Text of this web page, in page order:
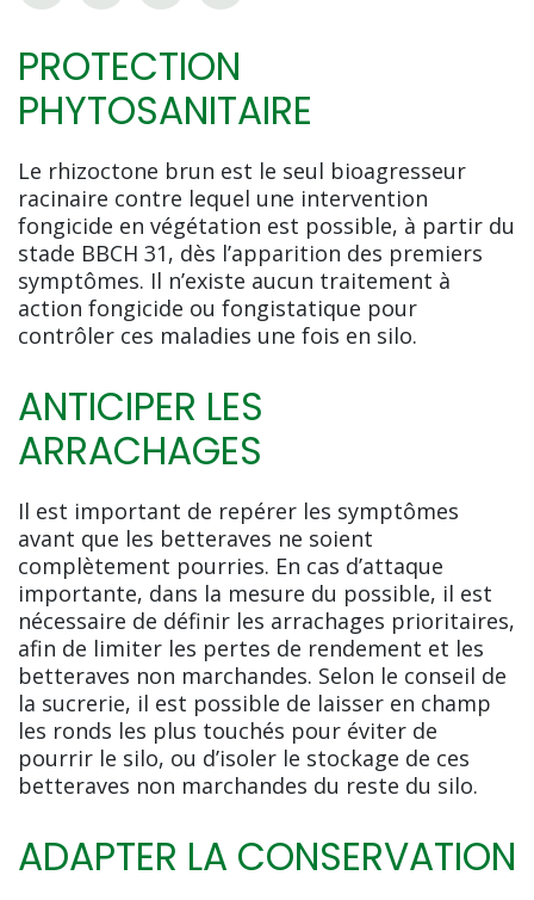
PROTECTION
PHYTOSANITAIRE
Le rhizoctone brun est le seul bioagresseur
racinaire contre lequel une intervention
fongicide en végétation est possible, à partir du
stade BBCH 31, dès l’apparition des premiers
symptômes. Il n’existe aucun traitement à
action fongicide ou fongistatique pour
contrôler ces maladies une fois en silo.
ANTICIPER LES
ARRACHAGES
Il est important de repérer les symptômes
avant que les betteraves ne soient
complètement pourries. En cas d’attaque
importante, dans la mesure du possible, il est
nécessaire de définir les arrachages prioritaires,
afin de limiter les pertes de rendement et les
betteraves non marchandes. Selon le conseil de
la sucrerie, il est possible de laisser en champ
les ronds les plus touchés pour éviter de
pourrir le silo, ou d’isoler le stockage de ces
betteraves non marchandes du reste du silo.
ADAPTER LA CONSERVATION